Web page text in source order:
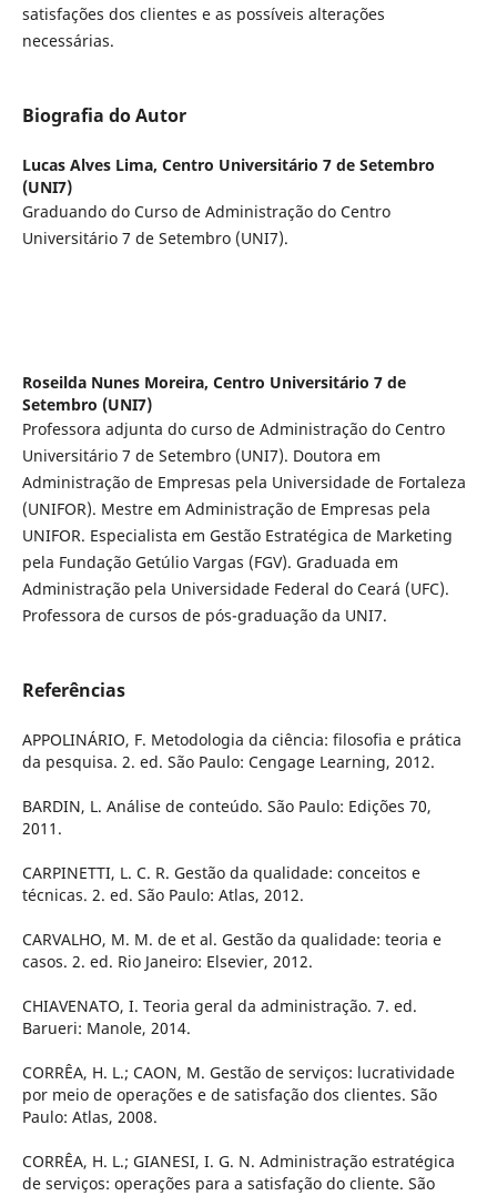
satisfações dos clientes e as possíveis alterações
necessárias.
Biografia do Autor
Lucas Alves Lima, Centro Universitário 7 de Setembro
(UNI7)
Graduando do Curso de Administração do Centro
Universitário 7 de Setembro (UNI7).
Roseilda Nunes Moreira, Centro Universitário 7 de
Setembro (UNI7)
Professora adjunta do curso de Administração do Centro
Universitário 7 de Setembro (UNI7). Doutora em
Administração de Empresas pela Universidade de Fortaleza
(UNIFOR). Mestre em Administração de Empresas pela
UNIFOR. Especialista em Gestão Estratégica de Marketing
pela Fundação Getúlio Vargas (FGV). Graduada em
Administração pela Universidade Federal do Ceará (UFC).
Professora de cursos de pós-graduação da UNI7.
Referências
APPOLINÁRIO, F. Metodologia da ciência: filosofia e prática
da pesquisa. 2. ed. São Paulo: Cengage Learning, 2012.
BARDIN, L. Análise de conteúdo. São Paulo: Edições 70,
2011.
CARPINETTI, L. C. R. Gestão da qualidade: conceitos e
técnicas. 2. ed. São Paulo: Atlas, 2012.
CARVALHO, M. M. de et al. Gestão da qualidade: teoria e
casos. 2. ed. Rio Janeiro: Elsevier, 2012.
CHIAVENATO, I. Teoria geral da administração. 7. ed.
Barueri: Manole, 2014.
CORRÊA, H. L.; CAON, M. Gestão de serviços: lucratividade
por meio de operações e de satisfação dos clientes. São
Paulo: Atlas, 2008.
CORRÊA, H. L.; GIANESI, I. G. N. Administração estratégica
de serviços: operações para a satisfação do cliente. São